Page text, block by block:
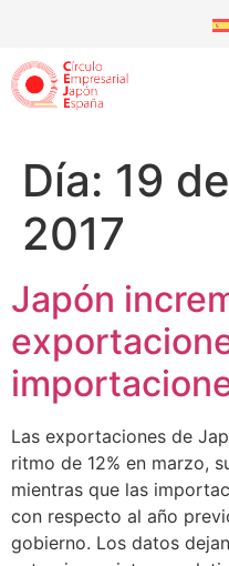
Día: 19
2017
Japón
Las exportaciones de
ritmo de 12% en marzo,
mientras que las
con respecto al año
gobierno. Los datos